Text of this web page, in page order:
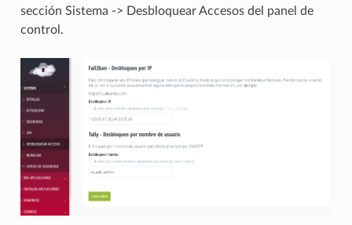
sección Sistema -> Desbloquear Accesos del panel de
control.